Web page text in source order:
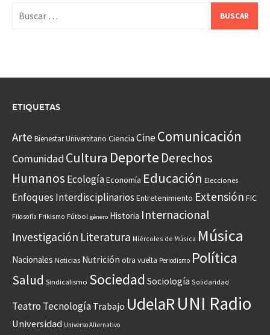
ETIQUETAS
Arte Bienestar Universitario Ciencia CineComunicación
Comunidad Cultura Deporte Derechos
Humanos EcologíaEconomía Educación Elecciones
Enfoques Interdisciplinarios Entretenimiento Extensión FIC
Filosofía Frikismo Fútbol género Historia Internacional
Investigación Literatura Miércoles de Música Música
Nacionales Noticias Nutrición otra vuelta Periodismo Política
Salud Sindicalismo Sociedad Sociología Solidaridad
Teatro Tecnología Trabajo UdelaR UNI Radio
Universidad Universo Alternativo